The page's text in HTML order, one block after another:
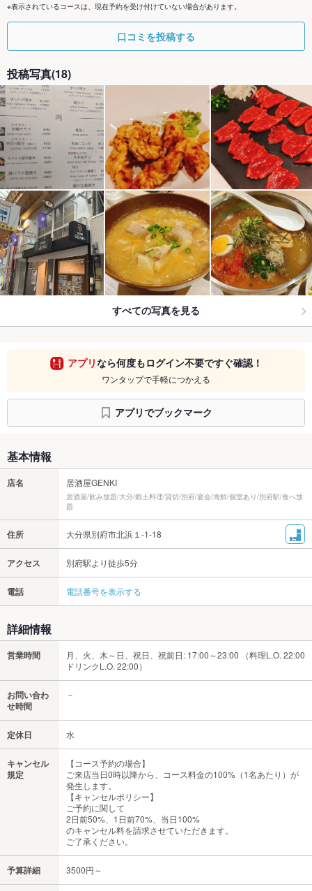
※表示されているコースは、現在予約を受け付けていない場合があります。
口コミを投稿する
投稿写真(18)
すべての写真を見る
アプリなら何度もログイン不要ですぐ確認！
ワンタップで手軽につかえる
アプリでブックマーク
基本情報
店名 居酒屋GENKI
居酒屋/飲み放題/大分/郷土料理/貸切/別府/宴会/海鮮/個室あり/別府駅/食べ放
題
住所 大分県別府市北浜１-1-18
アクセス 別府駅より徒歩5分
電話 電話番号を表示する
詳細情報
営業時間
月、火、木～日、祝日、祝前日: 17:00～23:00 （料理L.O. 22:00
ドリンクL.O. 22:00）
お問い合わ
せ時間
－
定休日 水
キャンセル
規定
【コース予約の場合】
ご来店当日0時以降から、コース料金の100%（1名あたり）が
発生します。
【キャンセルポリシー】
ご予約に関して
2日前50%、1日前70%、当日100%
のキャンセル料を請求させていただきます。
ご了承ください。
予算詳細 3500円～